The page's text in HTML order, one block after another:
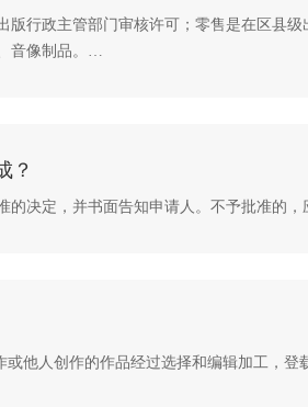
行政主管部门审核许可；零售是在区县级
音像制品。
？
决定，并书面告知申请人。不予批准的，
他人创作的作品经过选择和编辑加工，